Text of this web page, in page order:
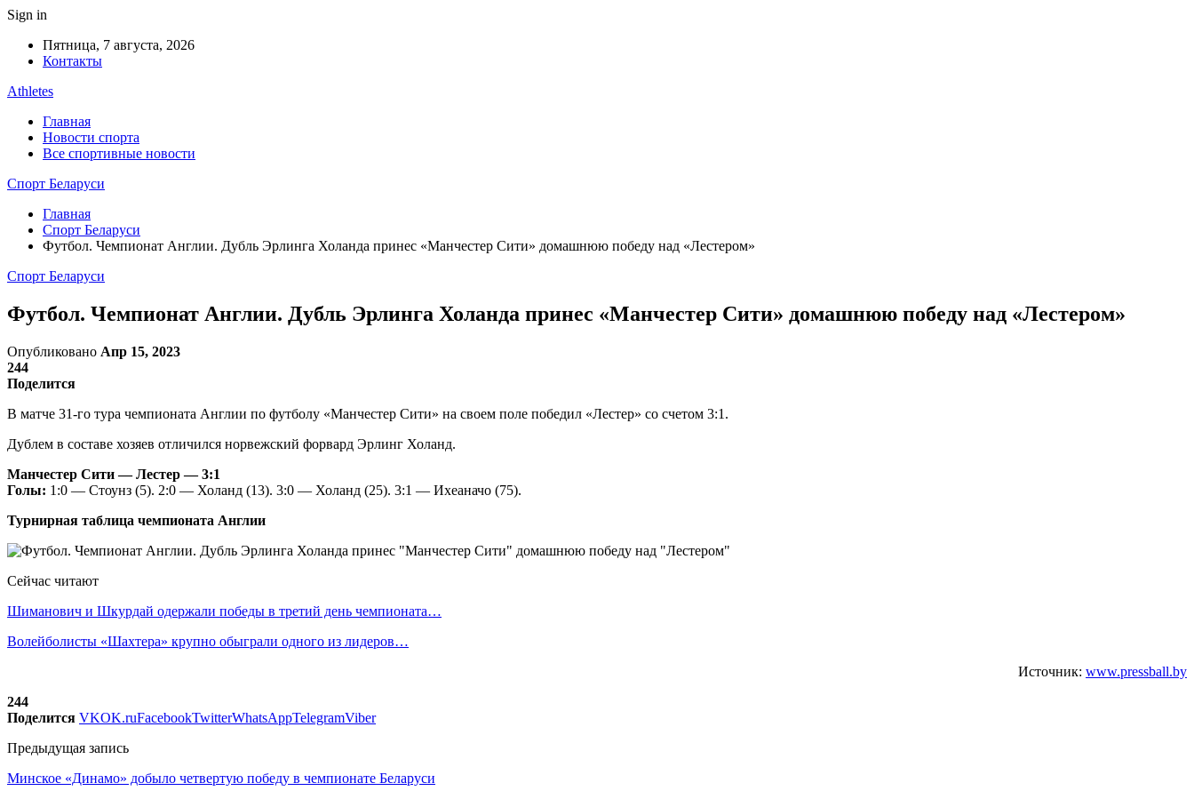
Sign in
Пятница, 7 августа, 2026
Контакты
Athletes
Главная
Новости спорта
Все спортивные новости
Спорт Беларуси
Главная
Спорт Беларуси
Футбол. Чемпионат Англии. Дубль Эрлинга Холанда принес «Манчестер Сити» домашнюю победу над «Лестером»
Спорт Беларуси
Футбол. Чемпионат Англии. Дубль Эрлинга Холанда принес «Манчестер Сити» домашнюю победу над «Лестером»
Опубликовано Апр 15, 2023
244
Поделится
В матче 31-го тура чемпионата Англии по футболу «Манчестер Сити» на своем поле победил «Лестер» со счетом 3:1.
Дублем в составе хозяев отличился норвежский форвард Эрлинг Холанд.
Манчестер Сити — Лестер — 3:1
Голы: 1:0 — Стоунз (5). 2:0 — Холанд (13). 3:0 — Холанд (25). 3:1 — Ихеаначо (75).
Турнирная таблица чемпионата Англии
Сейчас читают
Шиманович и Шкурдай одержали победы в третий день чемпионата…
Волейболисты «Шахтера» крупно обыграли одного из лидеров…
Источник: www.pressball.by
244
Поделится VKOK.ruFacebookTwitterWhatsAppTelegramViber
Предыдущая запись
Минское «Динамо» добыло четвертую победу в чемпионате Беларуси